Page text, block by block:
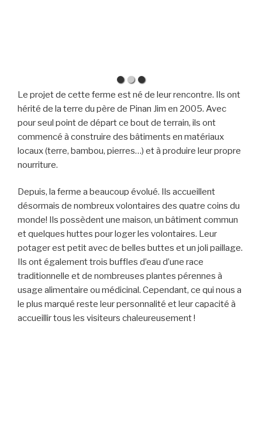
Le projet de cette ferme est né de leur rencontre. Ils ont
hérité de la terre du père de Pinan Jim en 2005. Avec
pour seul point de départ ce bout de terrain, ils ont
commencé à construire des bâtiments en matériaux
locaux (terre, bambou, pierres…) et à produire leur propre
nourriture.
Depuis, la ferme a beaucoup évolué. Ils accueillent
désormais de nombreux volontaires des quatre coins du
monde! Ils possèdent une maison, un bâtiment commun
et quelques huttes pour loger les volontaires. Leur
potager est petit avec de belles buttes et un joli paillage.
Ils ont également trois buffles d’eau d’une race
traditionnelle et de nombreuses plantes pérennes à
usage alimentaire ou médicinal. Cependant, ce qui nous a
le plus marqué reste leur personnalité et leur capacité à
accueillir tous les visiteurs chaleureusement !